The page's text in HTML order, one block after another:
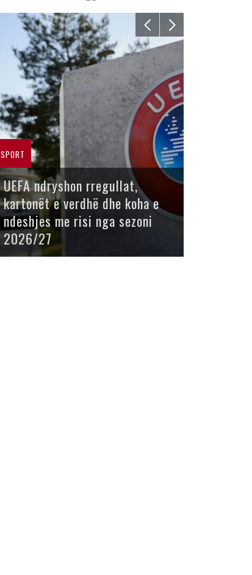
SPORT
UEFA ndryshon rregullat,
kartonët e verdhë dhe koha e
ndeshjes me risi nga sezoni
2026/27